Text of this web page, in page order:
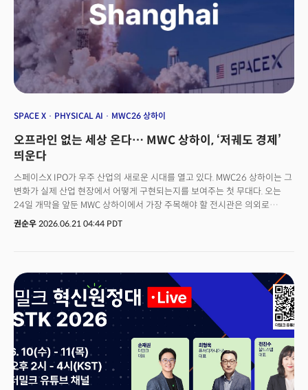
SPACE X PHYSICAL AI MWC26 상하이
오프라인 없는 세상 온다… MWC 상하이, ‘저궤도 경제’
띄운다
스페이스X IPO가 우주 산업의 새로운 시대를 열고 있다. MWC26 상하이는 그
변화가 실제 산업 현장에서 어떻게 구현되는지를 보여주는 첫 무대다. 오는
24일 개막을 앞둔 MWC 상하이에서 가장 주목해야 할 전시관은 의외로
스마트폰도, AI도 아니다. 올해 처음 마련된 '미래 별자리 존(Constellations
드론, 산업 장비가 위성망과 지상망을 넘나들며 연결되는 환경이 현실로
다가오고 있음을 반영한다. 이런 변화는 스페이스X IPO와도 맞물린다.
스페이스X의 상장은 단순한 기업공개를 넘어 우주 산업에 대한 시장의 시각을
바꾸는 모멘텀이 되고 있다. 시장조사업체 트렌드포스는 위성 네트워크와 AI
인프라, 우주 응용 서비스가 결합되면서 글로벌 위성 산업 규모가 연평균 14%
성장해 2027년 4470억달러에 이를 것으로 전망했다.스페이스X는 xAI를
인수하며 AI 모델 그록(Grok), SNS 플랫폼 X, 데이터센터 역량을 하나의
생태계로 통합했다. 여기에 스타링크 위성망과 우주 기반 데이터센터인
'테라팹(Terafab)' 구축 계획까지 추진하고 있다. 우주 공간이 데이터 저장과
권순우 2026.06.21 04:44 PDT